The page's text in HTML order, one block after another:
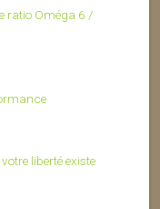
ratio Oméga 6 /
liberté existe